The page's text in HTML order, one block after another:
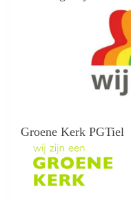
Groene Kerk PGTiel